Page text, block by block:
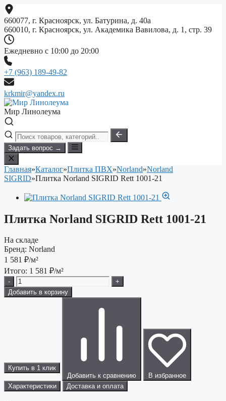
Перейти
к
содержимому
660077, г. Красноярск, ул. Батурина, д. 40а
660010, г. Красноярск, ул. Академика Вавилова, д. 1, стр. 39
Ежедневно с 10:00 до 20:00
+7 (963) 189-49-82
krkmir@yandex.ru
Мир Линолеума
Задать вопрос →
Главная»Каталог»Плитка ПВХ»Norland»Norland
SIGRID»Плитка Norland SIGRID Rett 1001-21
Плитка Norland SIGRID Rett 1001-21
На складе
Бренд: Norland
1 581 ₽/м²
Итого: 1 581 ₽/м²
-
+
Добавить в корзину
Купить в 1 клик
Добавить к сравнению
В избранное
Характеристики
Доставка и оплата